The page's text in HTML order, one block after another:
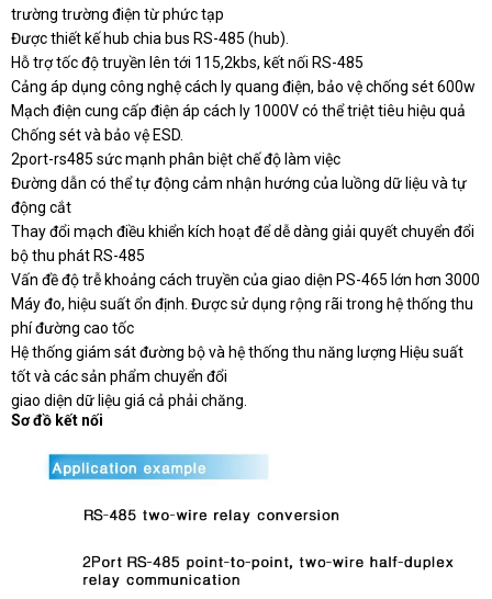
trường trường điện từ phức tạp
Được thiết kế hub chia bus RS-485 (hub).
Hỗ trợ tốc độ truyền lên tới 115,2kbs, kết nối RS-485
Cảng áp dụng công nghệ cách ly quang điện, bảo vệ chống sét 600w
Mạch điện cung cấp điện áp cách ly 1000V có thể triệt tiêu hiệu quả
Chống sét và bảo vệ ESD.
2port-rs485 sức mạnh phân biệt chế độ làm việc
Đường dẫn có thể tự động cảm nhận hướng của luồng dữ liệu và tự
động cắt
Thay đổi mạch điều khiển kích hoạt để dễ dàng giải quyết chuyển đổi
bộ thu phát RS-485
Vấn đề độ trễ khoảng cách truyền của giao diện PS-465 lớn hơn 3000
Máy đo, hiệu suất ổn định. Được sử dụng rộng rãi trong hệ thống thu
phí đường cao tốc
Hệ thống giám sát đường bộ và hệ thống thu năng lượng Hiệu suất
tốt và các sản phẩm chuyển đổi
giao diện dữ liệu giá cả phải chăng.
Sơ đồ kết nối